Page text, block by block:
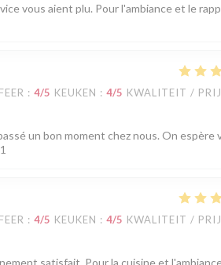
vous aient plu. Pour l'ambiance et le
: 4/5 KEUKEN : 4/5 KWALITEIT /
un bon moment chez nous. On espère
: 4/5 KEUKEN : 4/5 KWALITEIT /
satisfait. Pour la cuisine et